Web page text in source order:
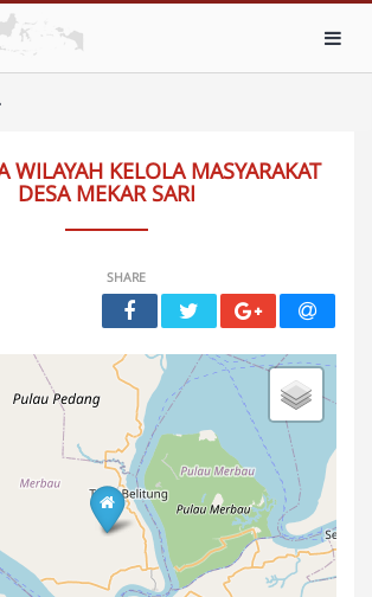
WILAYAH KELOLA MASYARAKAT
DESA MEKAR SARI
SHARE